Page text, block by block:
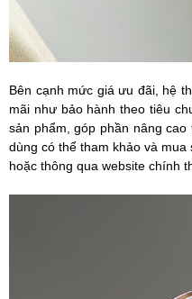
Bên cạnh mức giá ưu đãi, hệ
mãi như bảo hành theo tiêu
sản phẩm, góp phần nâng
dùng có thể tham khảo và
hoặc thông qua website chính